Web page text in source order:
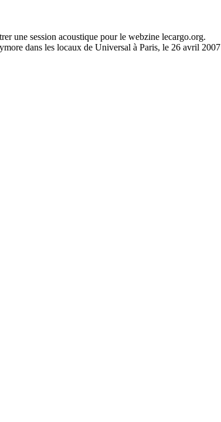
une session acoustique pour le webzine lecargo.org.
dans les locaux de Universal à Paris, le 26 avril 2007